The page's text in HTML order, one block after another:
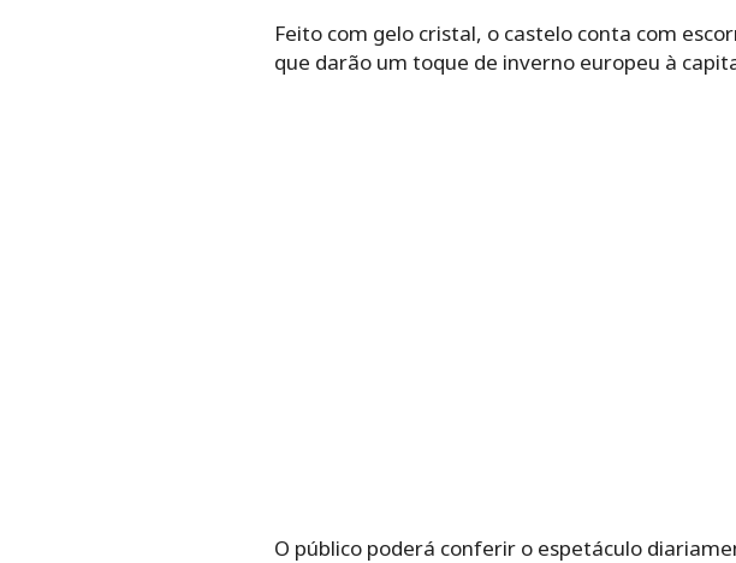
Feito com gelo cristal, o castelo conta com
que darão um toque de inverno europeu à
O público poderá conferir o espetáculo